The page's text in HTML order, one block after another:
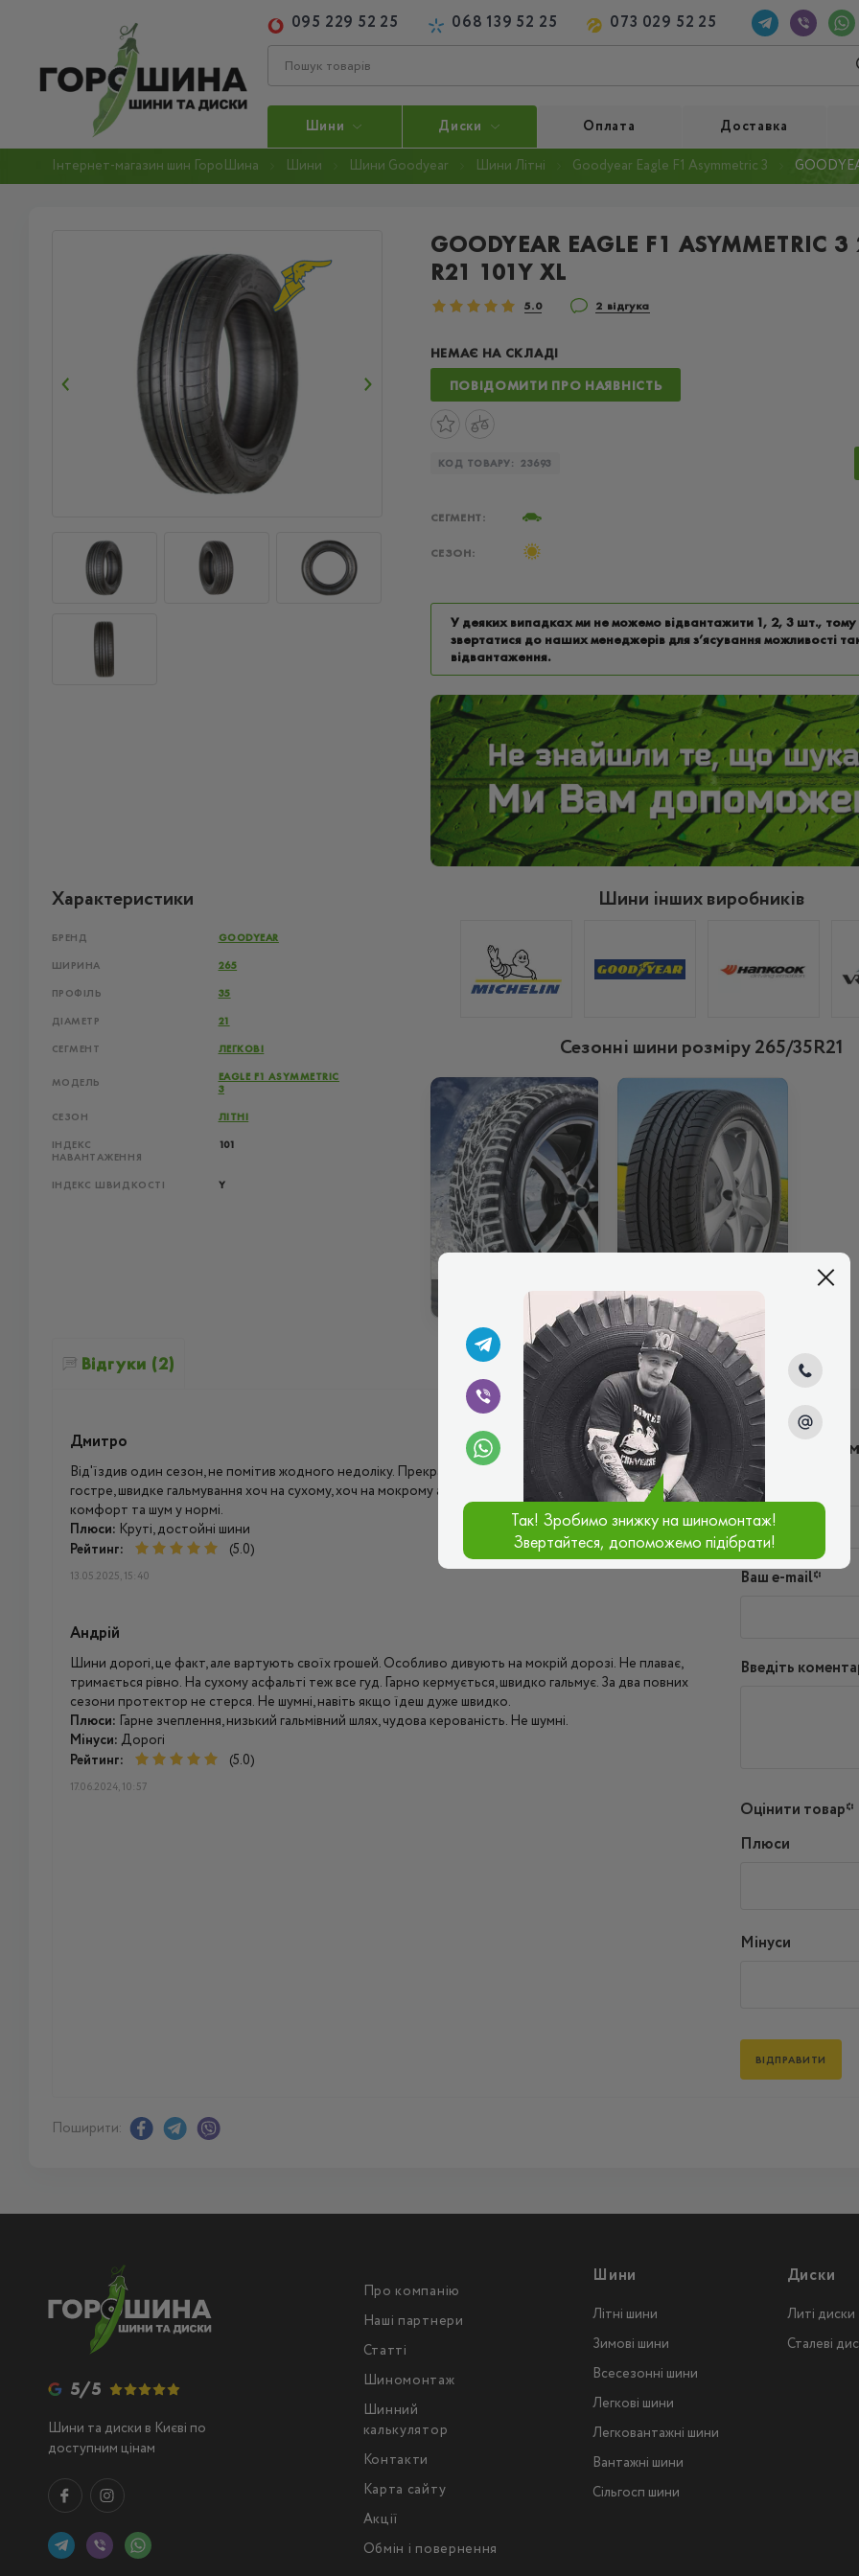
095 229 52 25 068 139 52 25 073 029 52 25
Шини Диски Оплата Доставка
Інтернет-магазин шин ГороШина Шини Шини Goodyear Шини Літні Goodyear Eagle F1 Asymmetric 3
GOODYEAR EAGLE F1 ASYMMETRIC
R21 101Y XL
5.0 2 відгука
НЕМАЄ НА СКЛАДІ
ПОВІДОМИТИ ПРО НАЯВНІСТЬ
КОД ТОВАРУ: 23693
СЕГМЕНТ:
СЕЗОН:
У деяких випадках ми не можемо відвантажити 1, 2, 3 шт.,
звертатися до наших менеджерів для з’ясування можливості
відвантаження.
Характеристики
БРЕНД GOODYEAR
ШИРИНА 265
ПРОФІЛЬ 35
ДІАМЕТР 21
СЕГМЕНТ ЛЕГКОВІ
МОДЕЛЬ
EAGLE F1 ASYMMETRIC
3
СЕЗОН ЛІТНІ
ІНДЕКС
НАВАНТАЖЕННЯ
101
ІНДЕКС ШВИДКОСТІ Y
Шини інших виробників
Сезонні шини розміру 265/35R21
ЗИМОВІ
Відгуки (2)
Дмитро
Від'їздив один сезон, не помітив жодного недоліку. Прекрасне зчеплення, керування чітке та
гостре, швидке гальмування хоч на сухому, хоч на мокрому асфальті. Зношуються шини не швидко,
комфорт та шум у нормі.
Плюси: Круті, достойні шини
Рейтинг:
(5.0)
13.05.2025, 15:40
Андрій
Шини дорогі, це факт, але вартують своїх грошей. Особливо дивують на мокрій дорозі. Не плаває,
тримається рівно. На сухому асфальті теж все гуд. Гарно кермується, швидко гальмує. За два повних
сезони протектор не стерся. Не шумні, навіть якщо їдеш дуже швидко.
Плюси: Гарне зчеплення, низький гальмівний шлях, чудова керованість. Не шумні.
Мінуси: Дорогі
Рейтинг:
(5.0)
17.06.2024, 10:57
Написати
Ім'я*
Ваш e-mail*
Введіть
Оцінити товар*
Плюси
Мінуси
Поширити:
5/5
Шини та диски в Києві по
доступним цінам
Про компанію
Наші партнери
Статті
Шиномонтаж
Шинний
калькулятор
Контакти
Карта сайту
Акції
Обмін і повернення
Шини
Літні шини
Зимові шини
Всесезонні шини
Легкові шини
Легковантажнi шини
Вантажнi шини
Сільгосп шини
Диски
Литі диски
Сталеві
Так! Зробимо знижку на шиномонтаж!
Звертайтеся, допоможемо підібрати!